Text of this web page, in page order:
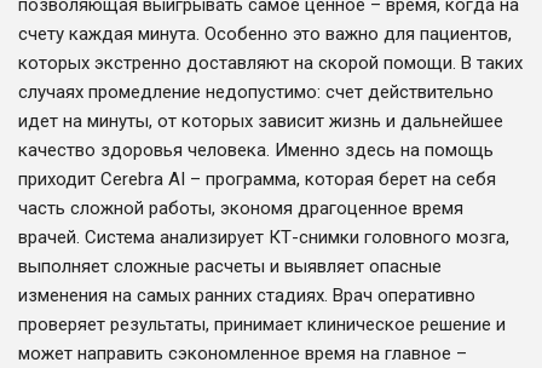
позволяющая выигрывать самое ценное – время, когда на
счету каждая минута. Особенно это важно для пациентов,
которых экстренно доставляют на скорой помощи. В таких
случаях промедление недопустимо: счет действительно
идет на минуты, от которых зависит жизнь и дальнейшее
качество здоровья человека. Именно здесь на помощь
приходит Cerebra AI – программа, которая берет на себя
часть сложной работы, экономя драгоценное время
врачей. Система анализирует КТ-снимки головного мозга,
выполняет сложные расчеты и выявляет опасные
изменения на самых ранних стадиях. Врач оперативно
проверяет результаты, принимает клиническое решение и
может направить сэкономленное время на главное –